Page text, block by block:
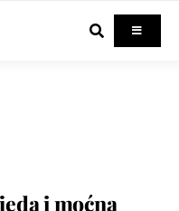
Toggle
i moćna